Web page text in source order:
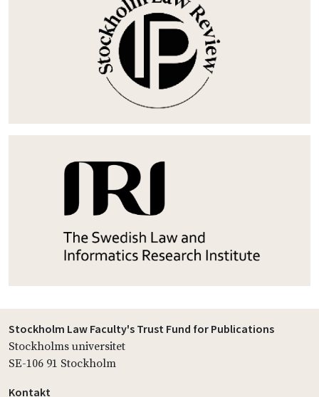
Stockholm Law Faculty's Trust Fund for Publications
Stockholms universitet
SE-106 91 Stockholm
Kontakt